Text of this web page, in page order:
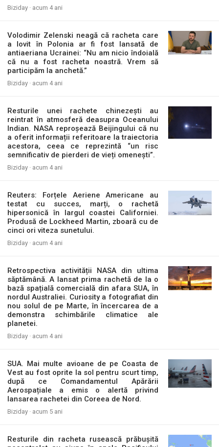
Biziday · acum 4 ani
Volodimir Zelenski neagă că racheta care
a lovit în Polonia ar fi fost lansată de
antiaeriana Ucrainei: “Nu am nicio îndoială
că nu a fost racheta noastră. Vrem să
participăm la anchetă.”
Biziday · acum 4 ani
Resturile unei rachete chinezești au
reintrat în atmosferă deasupra Oceanului
Indian. NASA reproșează Beijingului că nu
a oferit informații referitoare la traiectoria
acestora, ceea ce reprezintă “un risc
semnificativ de pierderi de vieți omenești”.
Biziday · acum 4 ani
Reuters: Forțele Aeriene Americane au
testat cu succes, marți, o rachetă
hipersonică în largul coastei Californiei.
Produsă de Lockheed Martin, zboară cu de
cinci ori viteza sunetului.
Biziday · acum 4 ani
Retrospectiva activității NASA din ultima
săptămână. A lansat prima rachetă de la o
bază spațială comercială din afara SUA, în
nordul Australiei. Curiosity a fotografiat din
nou solul de pe Marte, în încercarea de a
demonstra schimbările climatice ale
planetei.
Biziday · acum 4 ani
SUA. Mai multe avioane de pe Coasta de
Vest au fost oprite la sol pentru scurt timp,
după ce Comandamentul Apărării
Aerospațiale a emis o alertă privind
lansarea rachetei din Coreea de Nord.
Biziday · acum 5 ani
Resturile din racheta rusească prăbușită